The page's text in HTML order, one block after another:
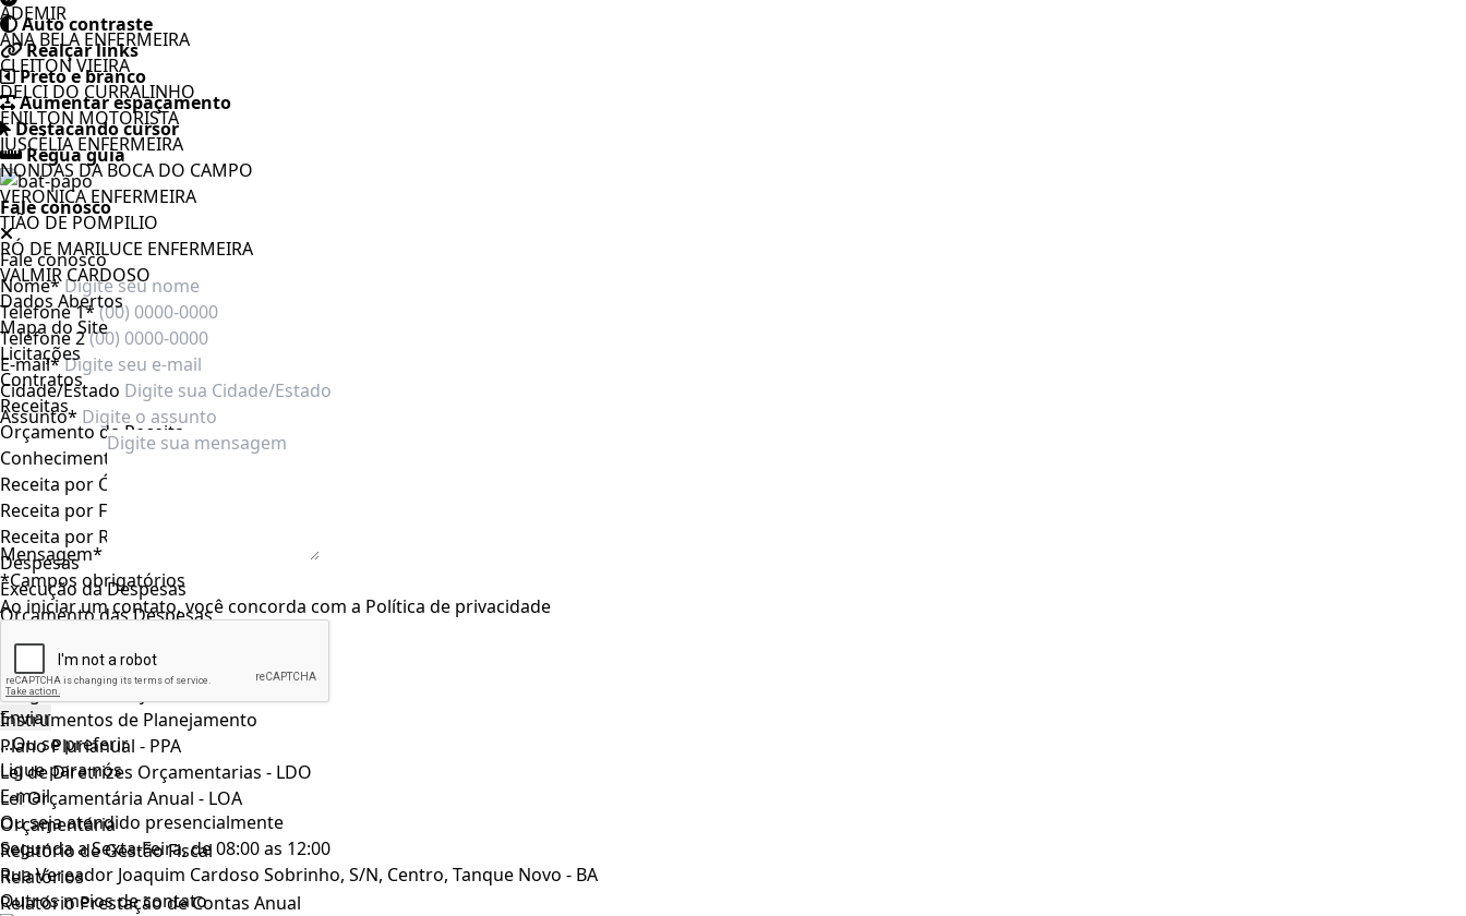
Auto contraste
Realçar links
Preto e branco
Aumentar espaçamento
Destacando cursor
Regua guia
Fale conosco
Fale conosco
Nome*
Telefone 1*
Telefone 2
E-mail*
Cidade/Estado
Assunto*
Mensagem*
*Campos obrigatórios
Ao iniciar um contato, você concorda com a Política de privacidade
...Ou se preferir
Ligue para nós
E-mail
Ou seja atendido presencialmente
Segunda a Sexta-Feira, de 08:00 as 12:00
Rua Vereador Joaquim Cardoso Sobrinho, S/N, Centro, Tanque Novo - BA
Outros meios de contato
ADEMIR
ANA BELA ENFERMEIRA
CLEITON VIEIRA
DELCI DO CURRALINHO
ENILTON MOTORISTA
JUSCÉLIA ENFERMEIRA
NONDAS DA BOCA DO CAMPO
VERONICA ENFERMEIRA
TIÃO DE POMPILIO
RÓ DE MARILUCE ENFERMEIRA
VALMIR CARDOSO
Dados Abertos
Mapa do Site
Licitações
Contratos
Receitas
Orçamento da Receita
Conhecimento da Receita
Receita por Órgão
Receita por Fonte
Receita por Rubrica
Despesas
Execução da Despesas
Orçamento das Despesas
Diárias e Passagens
Repasses
Programas e Projetos
Instrumentos de Planejamento
Plano Plurianual - PPA
Lei de Diretrizes Orçamentarias - LDO
Lei Orçamentária Anual - LOA
Orçamentária
Relatório de Gestão Fiscal
Relatórios
Relatório Prestação de Contas Anual